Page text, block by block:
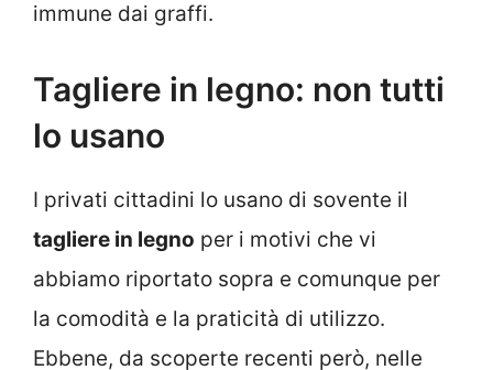
immune dai graffi.
Tagliere in legno: non tutti
lo usano
I privati cittadini lo usano di sovente il
tagliere in legno per i motivi che vi
abbiamo riportato sopra e comunque per
la comodità e la praticità di utilizzo.
Ebbene, da scoperte recenti però, nelle